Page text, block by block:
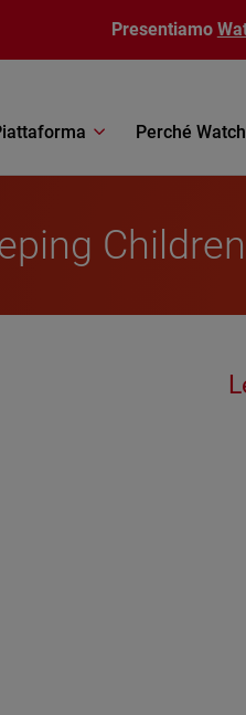
Presentiamo
Perché